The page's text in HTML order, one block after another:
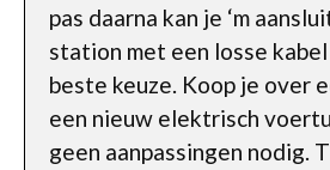
pas daarna kan je ‘m
station met een losse
beste keuze. Koop je over
een nieuw elektrisch
geen aanpassingen nodig.